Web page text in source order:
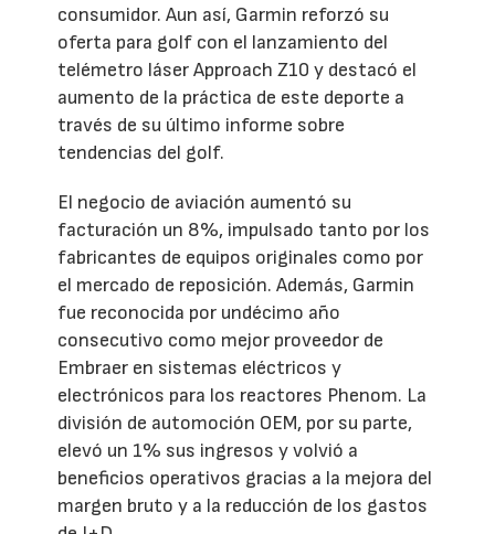
consumidor. Aun así, Garmin reforzó su
oferta para golf con el lanzamiento del
telémetro láser Approach Z10 y destacó el
aumento de la práctica de este deporte a
través de su último informe sobre
tendencias del golf.
El negocio de aviación aumentó su
facturación un 8%, impulsado tanto por los
fabricantes de equipos originales como por
el mercado de reposición. Además, Garmin
fue reconocida por undécimo año
consecutivo como mejor proveedor de
Embraer en sistemas eléctricos y
electrónicos para los reactores Phenom. La
división de automoción OEM, por su parte,
elevó un 1% sus ingresos y volvió a
beneficios operativos gracias a la mejora del
margen bruto y a la reducción de los gastos